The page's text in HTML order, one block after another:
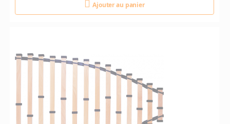
Ajouter au panier